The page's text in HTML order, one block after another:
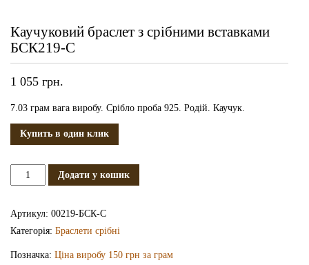
Каучуковий браслет з срібними вставками
БСК219-С
1 055 грн.
7.03 грам вага виробу. Срібло проба 925. Родій. Каучук.
Купить в один клик
Каучуковий
БСК219-
Додати у кошик
Артикул: 00219-БСК-С
Категорія: Браслети срібні
Позначка: Ціна виробу 150 грн за грам